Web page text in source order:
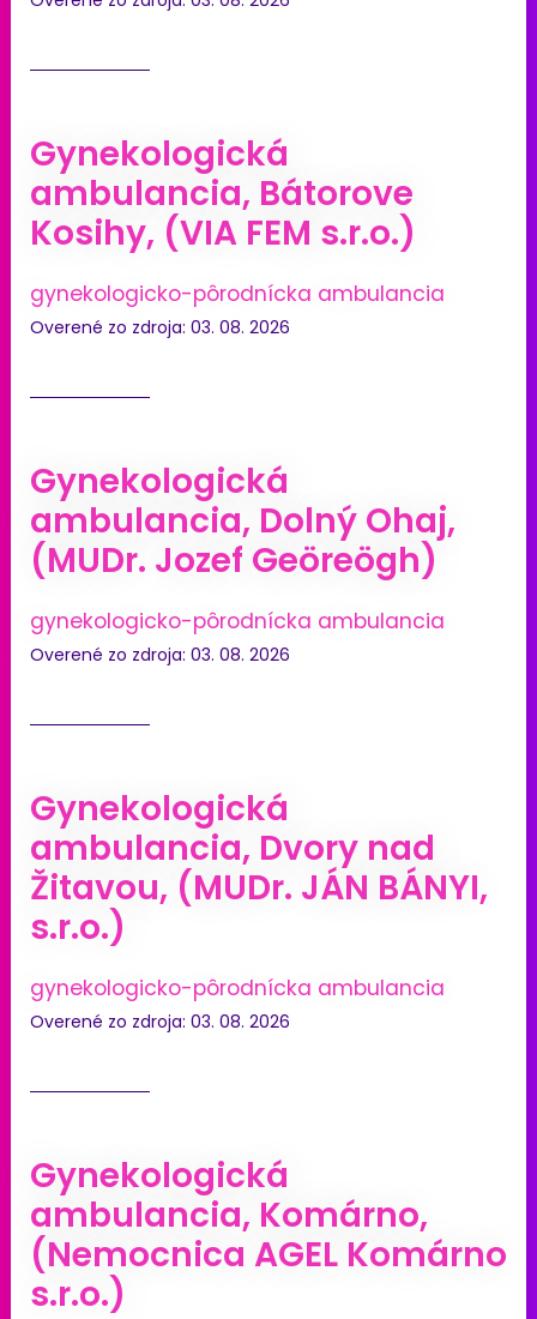
Gynekologická
ambulancia, Bátorove
Kosihy, (VIA FEM s.r.o.)
gynekologicko-pôrodnícka ambulancia
Overené zo zdroja: 03. 08. 2026
Gynekologická
ambulancia, Dolný Ohaj,
(MUDr. Jozef Geöreögh)
gynekologicko-pôrodnícka ambulancia
Overené zo zdroja: 03. 08. 2026
Gynekologická
ambulancia, Dvory nad
Žitavou, (MUDr. JÁN BÁNYI,
s.r.o.)
gynekologicko-pôrodnícka ambulancia
Overené zo zdroja: 03. 08. 2026
Gynekologická
ambulancia, Komárno,
(Nemocnica AGEL Komárno
s.r.o.)